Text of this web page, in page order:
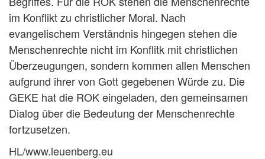
im Konflikt zu christlicher Moral. Nach
evangelischem Verständnis hingegen stehen die
Menschenrechte nicht im Konflitk mit christlichen
Überzeugungen, sondern kommen allen Menschen
aufgrund ihrer von Gott gegebenen Würde zu. Die
GEKE hat die ROK eingeladen, den gemeinsamen
Dialog über die Bedeutung der Menschenrechte
fortzusetzen.
HL/www.leuenberg.eu